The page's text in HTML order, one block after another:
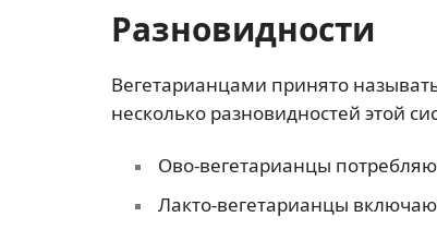
Разновидности
Вегетарианцами принято
несколько разновидностей этой
Ово-вегетарианцы
Лакто-вегетарианцы